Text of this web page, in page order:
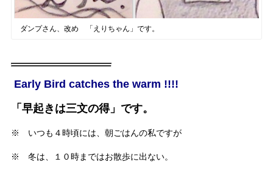
ダンプさん、改め 「えりちゃん」です。
Early Bird catches the warm !!!!
「早起きは三文の得」です。
※ いつも４時頃には、朝ごはんの私ですが
※ 冬は、１０時まではお散歩に出ない。